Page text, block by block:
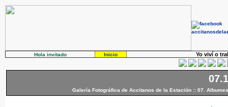
Hola invitado Inicio Yo viví o
Galería Fotográfica de Accitanos de la Estación :: 07.